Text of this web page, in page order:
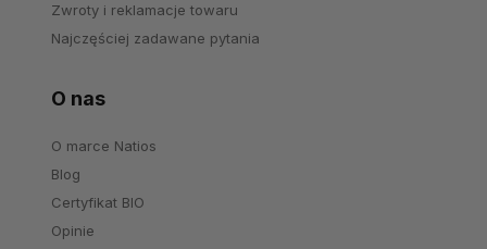
Zwroty i reklamacje towaru
Najczęściej zadawane pytania
O nas
O marce Natios
Blog
Certyfikat BIO
Opinie